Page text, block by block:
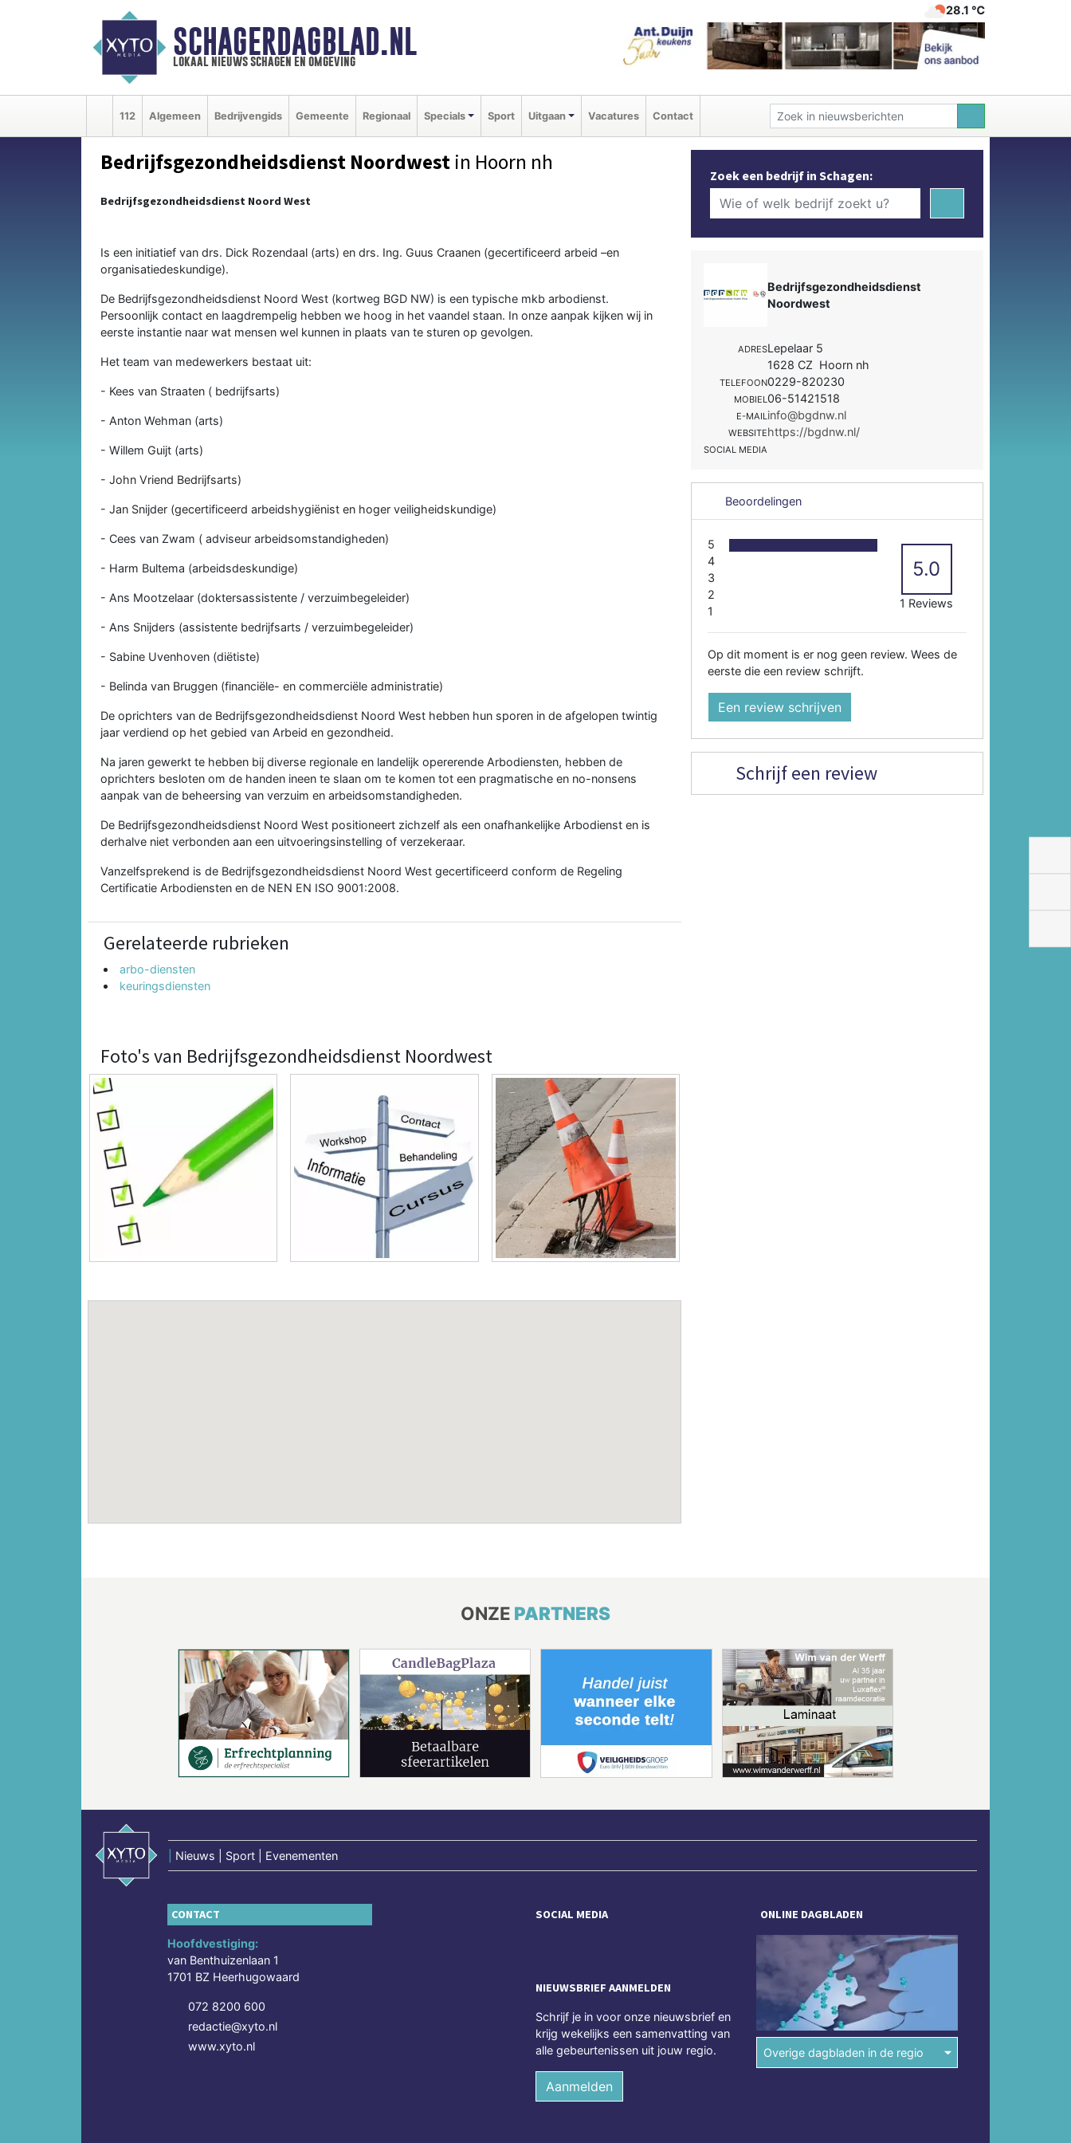
SCHAGERDAGBLAD.NL
lokaal nieuws schagen en omgeving
28.1 ℃
112 Algemeen Bedrijvengids Gemeente Regionaal Specials Sport Uitgaan Vacatures Contact
Bedrijfsgezondheidsdienst Noordwest in Hoorn nh
Bedrijfsgezondheidsdienst Noord West
Is een initiatief van drs. Dick Rozendaal (arts) en drs. Ing. Guus Craanen (gecertificeerd arbeid –en
organisatiedeskundige).
De Bedrijfsgezondheidsdienst Noord West (kortweg BGD NW) is een typische mkb arbodienst.
Persoonlijk contact en laagdrempelig hebben we hoog in het vaandel staan. In onze aanpak kijken wij in
eerste instantie naar wat mensen wel kunnen in plaats van te sturen op gevolgen.
Het team van medewerkers bestaat uit:
- Kees van Straaten ( bedrijfsarts)
- Anton Wehman (arts)
- Willem Guijt (arts)
- John Vriend Bedrijfsarts)
- Jan Snijder (gecertificeerd arbeidshygiënist en hoger veiligheidskundige)
- Cees van Zwam ( adviseur arbeidsomstandigheden)
- Harm Bultema (arbeidsdeskundige)
- Ans Mootzelaar (doktersassistente / verzuimbegeleider)
- Ans Snijders (assistente bedrijfsarts / verzuimbegeleider)
- Sabine Uvenhoven (diëtiste)
- Belinda van Bruggen (financiële- en commerciële administratie)
De oprichters van de Bedrijfsgezondheidsdienst Noord West hebben hun sporen in de afgelopen twintig
jaar verdiend op het gebied van Arbeid en gezondheid.
Na jaren gewerkt te hebben bij diverse regionale en landelijk opererende Arbodiensten, hebben de
oprichters besloten om de handen ineen te slaan om te komen tot een pragmatische en no-nonsens
aanpak van de beheersing van verzuim en arbeidsomstandigheden.
De Bedrijfsgezondheidsdienst Noord West positioneert zichzelf als een onafhankelijke Arbodienst en is
derhalve niet verbonden aan een uitvoeringsinstelling of verzekeraar.
Vanzelfsprekend is de Bedrijfsgezondheidsdienst Noord West gecertificeerd conform de Regeling
Certificatie Arbodiensten en de NEN EN ISO 9001:2008.
Gerelateerde rubrieken
arbo-diensten
keuringsdiensten
Foto's van Bedrijfsgezondheidsdienst Noordwest
Zoek een bedrijf in Schagen:
Bedrijfsgezondheidsdienst
Noordwest
ADRESLepelaar 5
1628 CZ Hoorn nh
TELEFOON0229-820230
MOBIEL06-51421518
E-MAILinfo@bgdnw.nl
WEBSITEhttps://bgdnw.nl/
SOCIAL MEDIA
Beoordelingen
5
4
3
2
1
5.0
1 Reviews
Op dit moment is er nog geen review. Wees de
eerste die een review schrijft.
Een review schrijven
Schrijf een review
ONZE PARTNERS
Nieuws | Sport | Evenementen
CONTACT
Hoofdvestiging:
van Benthuizenlaan 1
1701 BZ Heerhugowaard
072 8200 600
redactie@xyto.nl
www.xyto.nl
SOCIAL MEDIA
NIEUWSBRIEF AANMELDEN
Schrijf je in voor onze nieuwsbrief en
krijg wekelijks een samenvatting van
alle gebeurtenissen uit jouw regio.
Aanmelden
ONLINE DAGBLADEN
Overige dagbladen in de regio